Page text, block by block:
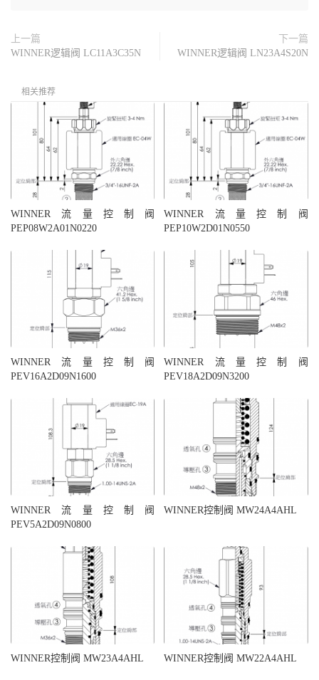
上一篇
WINNER逻辑阀 LC11A3C35N
下一篇
WINNER逻辑阀 LN23A4S20N
相关推荐
WINNER流量控制阀
PEP08W2A01N0220
WINNER流量控制阀
PEP10W2D01N0550
WINNER流量控制阀
PEV16A2D09N1600
WINNER流量控制阀
PEV18A2D09N3200
WINNER流量控制阀
PEV5A2D09N0800
WINNER控制阀 MW24A4AHL
WINNER控制阀 MW23A4AHL WINNER控制阀 MW22A4AHL